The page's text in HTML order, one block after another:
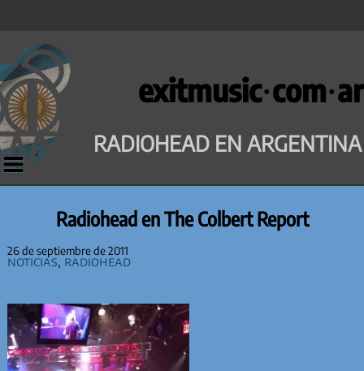
Saltar
al
contenido
exitmusic·com·ar
RADIOHEAD EN ARGENTINA
Radiohead en The Colbert Report
26 de septiembre de 2011
Noticias, Radiohead